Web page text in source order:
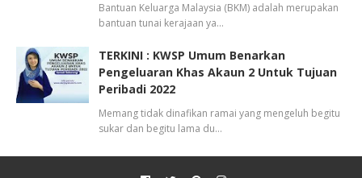
Bantuan Keluarga Malaysia (BKM) adalah merupakan
bantuan tunai kerajaan ya…
TERKINI : KWSP Umum Benarkan
Pengeluaran Khas Akaun 2 Untuk Tujuan
Peribadi 2022
Memang tidak dinafikan ramai yang mengeluh begitu
sukar dan begitu lama du…